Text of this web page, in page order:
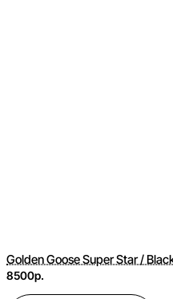
Golden Goose Super Star /
8500р.